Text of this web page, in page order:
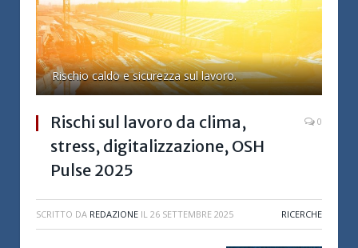
Rischio caldo e sicurezza sul lavoro.
Rischi sul lavoro da clima,
stress, digitalizzazione, OSH
Pulse 2025
0
SCRITTO DA REDAZIONE IL 26 SETTEMBRE 2025 RICERCHE